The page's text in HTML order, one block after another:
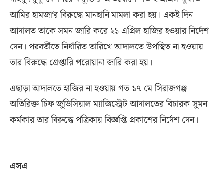
আমির হামজা‘র বিরুদ্ধে মানহানি মামলা করা হয়। একই দিন
আদালত তাকে সমন জারি করে ২১ এপ্রিল হাজির হওয়ার নির্দেশ
দেন। পরবর্তীতে নির্ধারিত তারিখে আদালতে উপস্থিত না হওয়ায়
তার বিরুদ্ধে গ্রেপ্তারি পরোয়ানা জারি করা হয়।
এছাড়া আদালতে হাজির না হওয়ায় গত ১৭ মে সিরাজগঞ্জ
অতিরিক্ত চিফ জুডিসিয়াল ম্যাজিস্ট্রেট আদালতের বিচারক সুমন
কর্মকার তার বিরুদ্ধে পত্রিকায় বিজ্ঞপ্তি প্রকাশের নির্দেশ দেন।
এসএ